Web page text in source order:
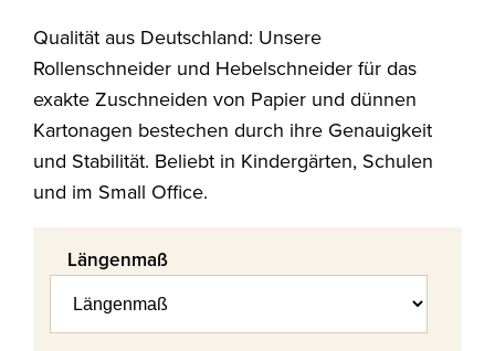
Qualität aus Deutschland: Unsere
Rollenschneider und Hebelschneider für das
exakte Zuschneiden von Papier und dünnen
Kartonagen bestechen durch ihre Genauigkeit
und Stabilität. Beliebt in Kindergärten, Schulen
und im Small Office.
Längenmaß